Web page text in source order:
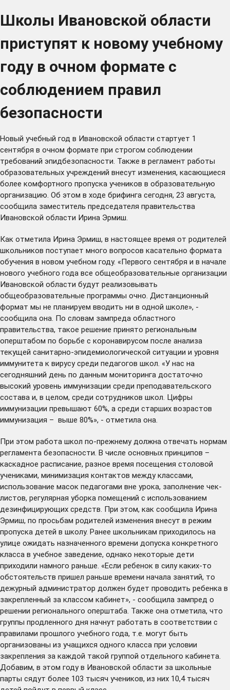
Школы Ивановской области
приступят к новому учебному
году в очном формате с
соблюдением правил
безопасности
Новый учебный год в Ивановской области стартует 1
сентября в очном формате при строгом соблюдении
требований эпидбезопасности. Также в регламент работы
образовательных учреждений внесут изменения, касающиеся
более комфортного пропуска учеников в образовательную
организацию. Об этом в ходе брифинга сегодня, 23 августа,
сообщила заместитель председателя правительства
Ивановской области Ирина Эрмиш.
Как отметила Ирина Эрмиш, в настоящее время от родителей
школьников поступает много вопросов касательно формата
обучения в новом учебном году. «Первого сентября и в начале
нового учебного года все общеобразовательные организации
Ивановской области будут реализовывать
общеобразовательные программы очно. Дистанционный
формат мы не планируем вводить ни в одной школе», -
сообщила она. По словам зампреда областного
правительства, такое решение принято региональным
оперштабом по борьбе с коронавирусом после анализа
текущей санитарно-эпидемиологической ситуации и уровня
иммунитета к вирусу среди педагогов школ. «У нас на
сегодняшний день по данным мониторинга достаточно
высокий уровень иммунизации среди преподавательского
состава и, в целом, среди сотрудников школ. Цифры
иммунизации превышают 60%, а среди старших возрастов
иммунизация – выше 80%», - отметила она.
При этом работа школ по-прежнему должна отвечать нормам
регламента безопасности. В числе основных принципов –
каскадное расписание, разное время посещения столовой
учениками, минимизация контактов между классами,
использование масок педагогами вне урока, заполнение чек-
листов, регулярная уборка помещений с использованием
дезинфицирующих средств. При этом, как сообщила Ирина
Эрмиш, по просьбам родителей изменения внесут в режим
пропуска детей в школу. Ранее школьникам приходилось на
улице ожидать назначенного времени допуска конкретного
класса в учебное заведение, однако некоторые дети
приходили намного раньше. «Если ребенок в силу каких-то
обстоятельств пришел раньше времени начала занятий, то
дежурный администратор должен будет проводить ребенка в
закрепленный за классом кабинет», - сообщила зампред о
решении регионального оперштаба. Также она отметила, что
группы продленного дня начнут работать в соответствии с
правилами прошлого учебного года, т.е. могут быть
организованы из учащихся одного класса при условии
закрепления за каждой такой группой отдельного кабинета.
Добавим, в этом году в Ивановской области за школьные
парты сядут более 103 тысяч учеников, из них 10,4 тысяч